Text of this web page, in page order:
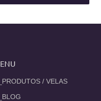
_PRODUTOS / VELAS
_BLOG